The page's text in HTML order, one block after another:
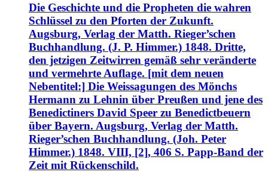
Die Geschichte und die Propheten die wahren
Schlüssel zu den Pforten der Zukunft.
Augsburg, Verlag der Matth. Rieger’schen
Buchhandlung. (J. P. Himmer.) 1848. Dritte,
den jetzigen Zeitwirren gemäß sehr veränderte
und vermehrte Auflage. [mit dem neuen
Nebentitel:] Die Weissagungen des Mönchs
Hermann zu Lehnin über Preußen und jene des
Benedictiners David Speer zu Benedictbeuern
über Bayern. Augsburg, Verlag der Matth.
Rieger’schen Buchhandlung. (Joh. Peter
Himmer.) 1848. VIII, [2], 406 S. Papp-Band der
Zeit mit Rückenschild.